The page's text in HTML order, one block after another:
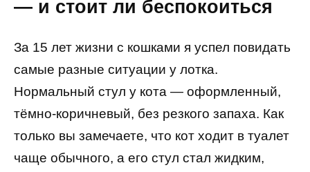
— и стоит ли беспокоиться
За 15 лет жизни с кошками я успел повидать
самые разные ситуации у лотка.
Нормальный стул у кота — оформленный,
тёмно-коричневый, без резкого запаха. Как
только вы замечаете, что кот ходит в туалет
чаще обычного, а его стул стал жидким,